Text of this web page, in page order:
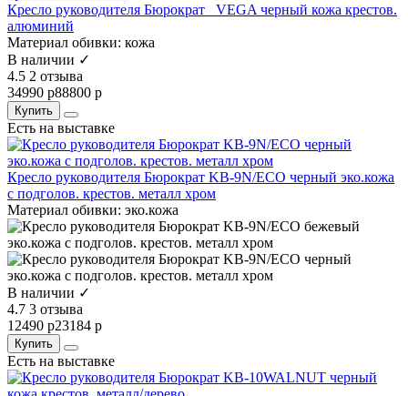
Кресло руководителя Бюрократ _VEGA черный кожа крестов.
алюминий
Материал обивки: кожа
В наличии ✓
4.5 2 отзыва
34990 р88800 р
Купить
Есть на выставке
Кресло руководителя Бюрократ KB-9N/ECO черный эко.кожа
с подголов. крестов. металл хром
Материал обивки: эко.кожа
В наличии ✓
4.7 3 отзыва
12490 р23184 р
Купить
Есть на выставке